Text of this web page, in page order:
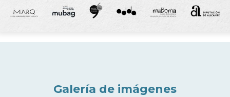
Galería de imágenes